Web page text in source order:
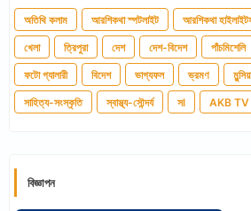
অতিথি কলাম আরশিকথা স্পটলাইট আরশিকথা
খেলা ত্রিপুরা দেশ দেশ-বিদেশ পাঁচমিশেলি
ফটো গ্যালারী বিদেশ ভাগ্যফল ভ্রমণ
সাহিত্য-সংস্কৃতি স্বাস্থ্য-সৌন্দর্য সl AKB
বিজ্ঞাপন